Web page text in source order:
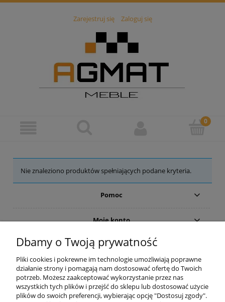
Zarejestruj się Zaloguj się
Nie znaleziono produktów spełniających podane kryteria.
Pomoc
Moje konto
Płatności i dostawa
O nas
Dbamy o Twoją prywatność
Pliki cookies i pokrewne im technologie umożliwiają poprawne
działanie strony i pomagają nam dostosować ofertę do Twoich
potrzeb. Możesz zaakceptować wykorzystanie przez nas
wszystkich tych plików i przejść do sklepu lub dostosować użycie
plików do swoich preferencji, wybierając opcję "Dostosuj zgody".